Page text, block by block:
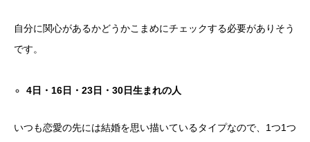
自分に関心があるかどうかこまめにチェックする必要がありそう
です。
4日・16日・23日・30日生まれの人
いつも恋愛の先には結婚を思い描いているタイプなので、1つ1つ